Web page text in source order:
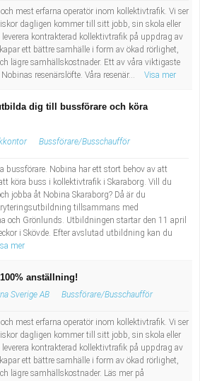
mest erfarna operatör inom kollektivtrafik. Vi ser
dagligen kommer till sitt jobb, sin skola eller
kontrakterad kollektivtrafik på uppdrag av
ett bättre samhälle i form av ökad rörlighet,
lägre samhällskostnader. Ett av våra viktigaste
resenärslöfte. Våra resenär...
Visa mer
dig till bussförare och köra
Bussförare/Busschaufför
bussförare. Nobina har ett stort behov av att
köra buss i kollektivtrafik i Skaraborg. Vill du
jobba åt Nobina Skaraborg? Då är du
tillsammans med
och Grönlunds. Utbildningen startar den 11 april
i Skövde. Efter avslutad utbildning kan du
mer
anställning!
Sverige AB Bussförare/Busschaufför
mest erfarna operatör inom kollektivtrafik. Vi ser
dagligen kommer till sitt jobb, sin skola eller
kontrakterad kollektivtrafik på uppdrag av
ett bättre samhälle i form av ökad rörlighet,
lägre samhällskostnader. Läs mer på